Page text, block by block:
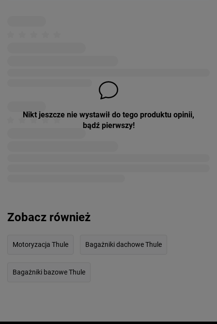
Nikt jeszcze nie wystawił do tego produktu opinii,
bądź pierwszy!
Zobacz również
Motoryzacja Thule Bagażniki dachowe Thule
Bagażniki bazowe Thule